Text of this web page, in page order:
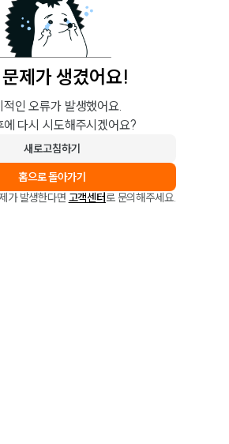
제가 생겼어요!
적인 오류가 발생했어요.
에 다시 시도해주시겠어요?
새로고침하기
홈으로 돌아가기
가 발생한다면 고객센터로 문의해주세요.